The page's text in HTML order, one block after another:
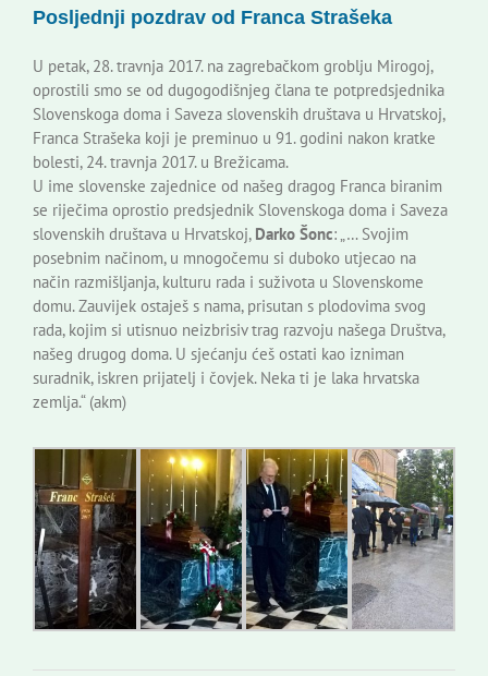
Korisne informacije
Posljednji pozdrav od Franca Strašeka
U petak, 28. travnja 2017. na zagrebačkom groblju Mirogoj,
oprostili smo se od dugogodišnjeg člana te potpredsjednika
Slovenskoga doma i Saveza slovenskih društava u Hrvatskoj,
Franca Strašeka koji je preminuo u 91. godini nakon kratke
bolesti, 24. travnja 2017. u Brežicama.
U ime slovenske zajednice od našeg dragog Franca biranim
se riječima oprostio predsjednik Slovenskoga doma i Saveza
slovenskih društava u Hrvatskoj, Darko Šonc: „… Svojim
posebnim načinom, u mnogočemu si duboko utjecao na
način razmišljanja, kulturu rada i suživota u Slovenskome
domu. Zauvijek ostaješ s nama, prisutan s plodovima svog
rada, kojim si utisnuo neizbrisiv trag razvoju našega Društva,
našeg drugog doma. U sjećanju ćeš ostati kao izniman
suradnik, iskren prijatelj i čovjek. Neka ti je laka hrvatska
zemlja.“ (akm)